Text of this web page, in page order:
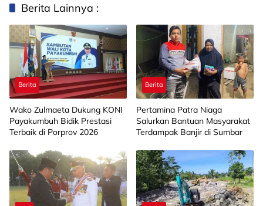
Berita Lainnya :
Berita
Wako Zulmaeta Dukung KONI
Payakumbuh Bidik Prestasi
Terbaik di Porprov 2026
Berita
Pertamina Patra Niaga
Salurkan Bantuan Masyarakat
Terdampak Banjir di Sumbar